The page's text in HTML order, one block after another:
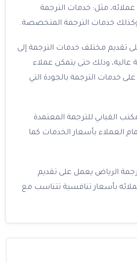
عملائه، مثل: خدمات الترجمة
وكذلك خدمات الترجمة المتخصصة.
تقديم مختلف خدمات الترجمة إلى
عالية، وذلك حتى يتمكن عملاء
خدمات الترجمة بالجودة التي
القباني للترجمة المعتمدة
العملاء بأسعار الخدمات كما
الرياض يعمل على تقديم
بأسعار تنافسية تتناسب مع